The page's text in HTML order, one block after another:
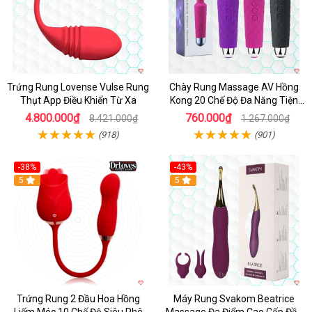
Trứng Rung Lovense Vulse Rung
Thụt App Điều Khiển Từ Xa
4.800.000₫ 8.421.000₫
(918)
Chày Rung Massage AV Hồng
Kong 20 Chế Độ Đa Năng Tiện
Lợi
760.000₫ 1.267.000₫
(901)
-38%
Hot
5
Trứng Rung 2 Đầu Hoa Hồng
-43%
Hot
5
Máy Rung Svakom Beatrice